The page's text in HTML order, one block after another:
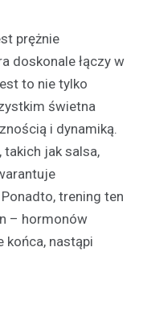
prężnie
doskonale łączy w
to nie tylko
świetna
i dynamiką.
jak salsa,
trening ten
– hormonów
końca, nastąpi